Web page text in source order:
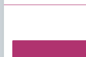
Huisnummer